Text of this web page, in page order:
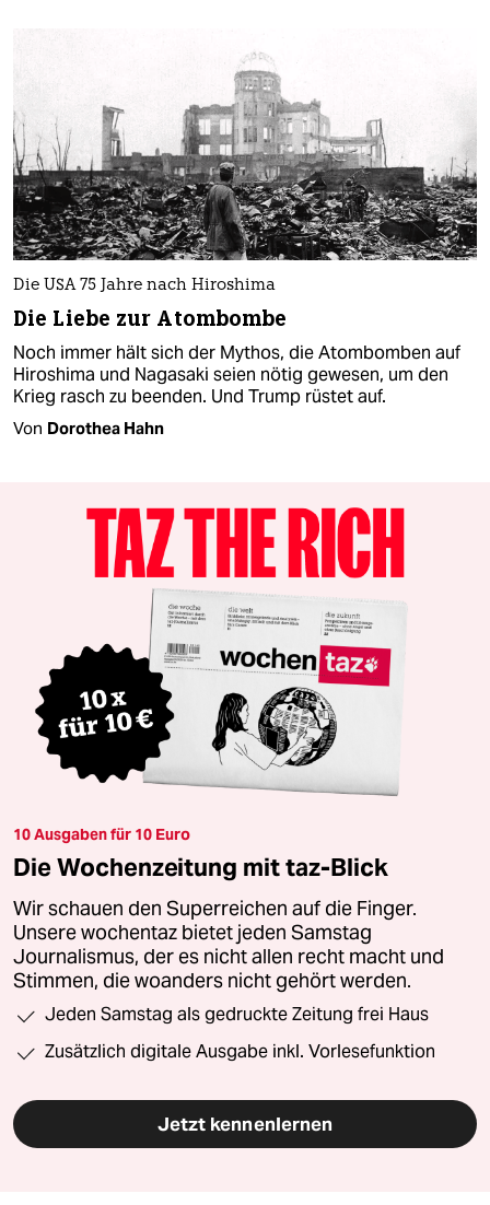
Die USA 75 Jahre nach Hiroshima
Die Liebe zur Atombombe
Noch immer hält sich der Mythos, die Atombomben auf
Hiroshima und Nagasaki seien nötig gewesen, um den
Krieg rasch zu beenden. Und Trump rüstet auf.
Von Dorothea Hahn
10 Ausgaben für 10 Euro
Die Wochenzeitung mit taz-Blick
Wir schauen den Superreichen auf die Finger.
Unsere wochentaz bietet jeden Samstag
Journalismus, der es nicht allen recht macht und
Stimmen, die woanders nicht gehört werden.
Jeden Samstag als gedruckte Zeitung frei Haus
Zusätzlich digitale Ausgabe inkl. Vorlesefunktion
Jetzt kennenlernen